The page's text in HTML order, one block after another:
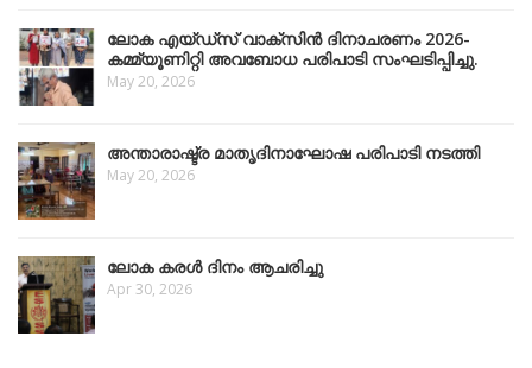
ലോക എയ്ഡ്സ് വാക്സിൻ ദിനാചരണം 2026-
കമ്മ്യൂണിറ്റി അവബോധ പരിപാടി സംഘടിപ്പിച്ചു.
May 20, 2026
അന്താരാഷ്ട്ര മാതൃദിനാഘോഷ പരിപാടി നടത്തി
May 20, 2026
ലോക കരൾ ദിനം ആചരിച്ചു
Apr 30, 2026